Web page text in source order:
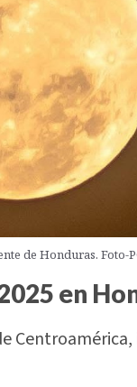
de Honduras. Foto-
en